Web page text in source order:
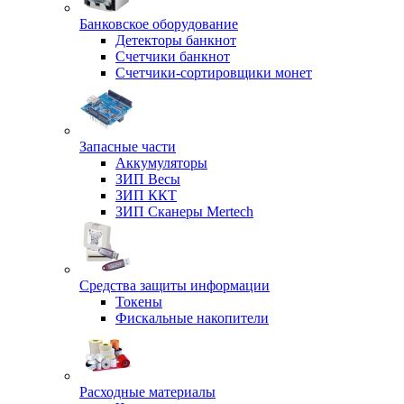
Банковское оборудование
Детекторы банкнот
Счетчики банкнот
Счетчики-сортировщики монет
Запасные части
Аккумуляторы
ЗИП Весы
ЗИП ККТ
ЗИП Сканеры Mertech
Средства защиты информации
Токены
Фискальные накопители
Расходные материалы